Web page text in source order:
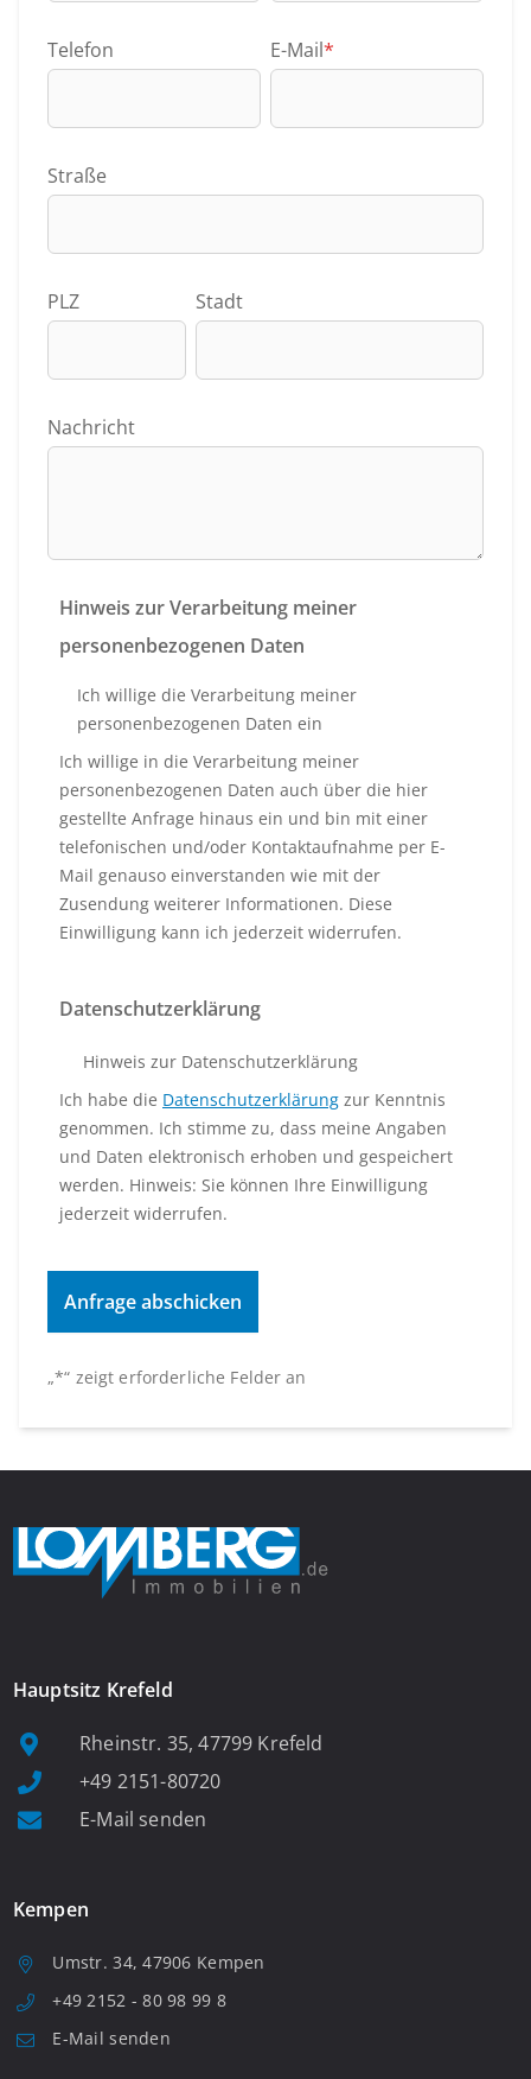
„*“ zeigt erforderliche Felder an
Telefon E-Mail*
Straße
PLZ Stadt
Nachricht
Hinweis zur Verarbeitung meiner
personenbezogenen Daten
Ich willige die Verarbeitung meiner
personenbezogenen Daten ein
Ich willige in die Verarbeitung meiner
personenbezogenen Daten auch über die hier
gestellte Anfrage hinaus ein und bin mit einer
telefonischen und/oder Kontaktaufnahme per E-
Mail genauso einverstanden wie mit der
Zusendung weiterer Informationen. Diese
Einwilligung kann ich jederzeit widerrufen.
Datenschutzerklärung
Hinweis zur Datenschutzerklärung
Ich habe die Datenschutzerklärung zur Kenntnis
genommen. Ich stimme zu, dass meine Angaben
und Daten elektronisch erhoben und gespeichert
werden. Hinweis: Sie können Ihre Einwilligung
jederzeit widerrufen.
Hauptsitz Krefeld
Rheinstr. 35, 47799 Krefeld
+49 2151-80720
E-Mail senden
Kempen
Umstr. 34, 47906 Kempen
+49 2152 - 80 98 99 8
E-Mail senden